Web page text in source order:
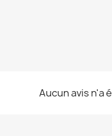
Aucun avis n'a